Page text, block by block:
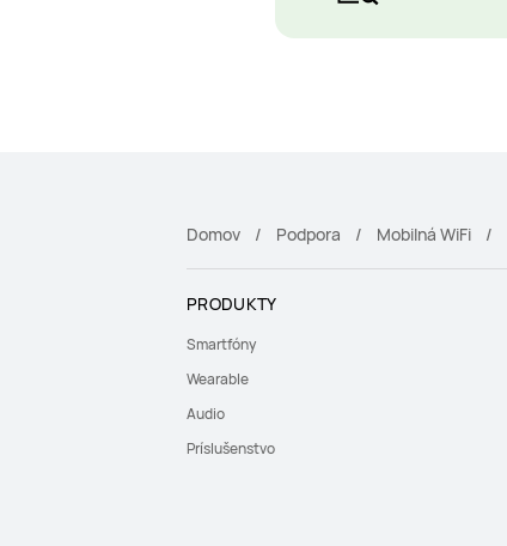
Domov Podpora Mobilná WiFi
PRODUKTY
Smartfóny
Wearable
Audio
Príslušenstvo